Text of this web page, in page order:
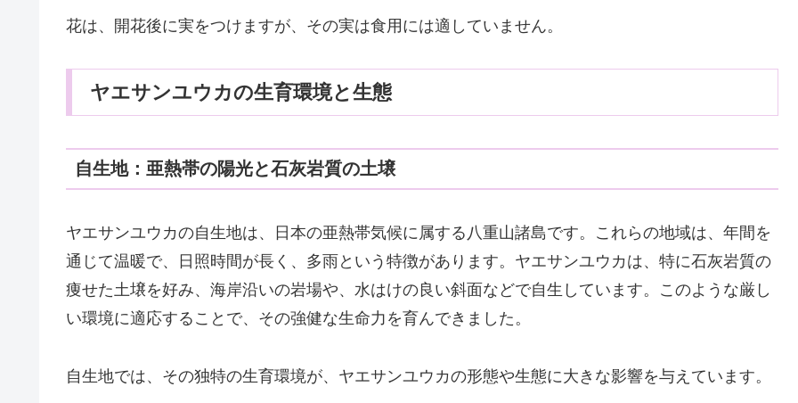
花は、開花後に実をつけますが、その実は食用には適していません。
ヤエサンユウカの生育環境と生態
自生地：亜熱帯の陽光と石灰岩質の土壌
ヤエサンユウカの自生地は、日本の亜熱帯気候に属する八重山諸島です。これらの地域は、年間を
通じて温暖で、日照時間が長く、多雨という特徴があります。ヤエサンユウカは、特に石灰岩質の
痩せた土壌を好み、海岸沿いの岩場や、水はけの良い斜面などで自生しています。このような厳し
い環境に適応することで、その強健な生命力を育んできました。
自生地では、その独特の生育環境が、ヤエサンユウカの形態や生態に大きな影響を与えています。